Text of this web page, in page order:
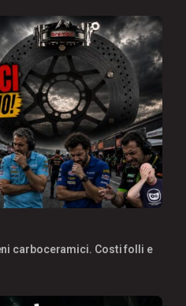
carboceramici. Costi folli e